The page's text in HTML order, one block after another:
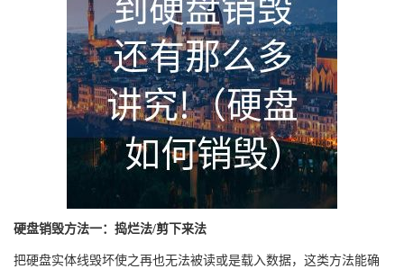
硬盘销毁方法一：捣烂法/剪下来法
把硬盘实体线毁坏使之再也无法被读或是载入数据，这类方法能确